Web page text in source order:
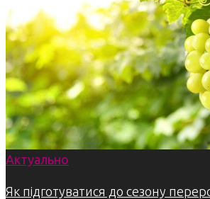
Актуально
Як підготуватися до сезону